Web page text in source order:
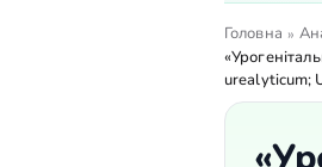
Головна »
urealyticum;